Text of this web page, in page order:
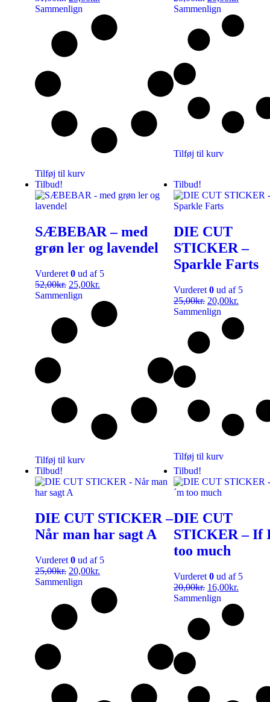
Sammenlign
Tilføj til kurv
Sammenlign
Tilføj til kurv
Tilbud!
SÆBEBAR – med
grøn ler og lavendel
Vurderet 0 ud af 5
52,00kr. 25,00kr.
Sammenlign
Tilføj til kurv
Tilbud!
DIE CUT
STICKER –
Sparkle Farts
Vurderet 0 ud af 5
25,00kr. 20,00kr.
Sammenlign
Tilføj til kurv
Tilbud!
DIE CUT STICKER –
Når man har sagt A
Vurderet 0 ud af 5
25,00kr. 20,00kr.
Sammenlign
Tilbud!
DIE CUT
STICKER – If
too much
Vurderet 0 ud af 5
20,00kr. 16,00kr.
Sammenlign